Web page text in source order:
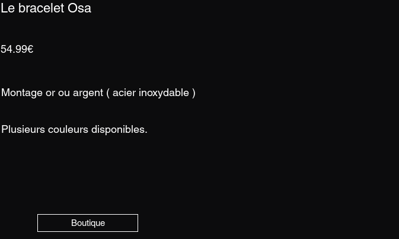
Le bracelet Osa
54.99€
Montage or ou argent ( acier inoxydable )
Plusieurs couleurs disponibles.
Boutique